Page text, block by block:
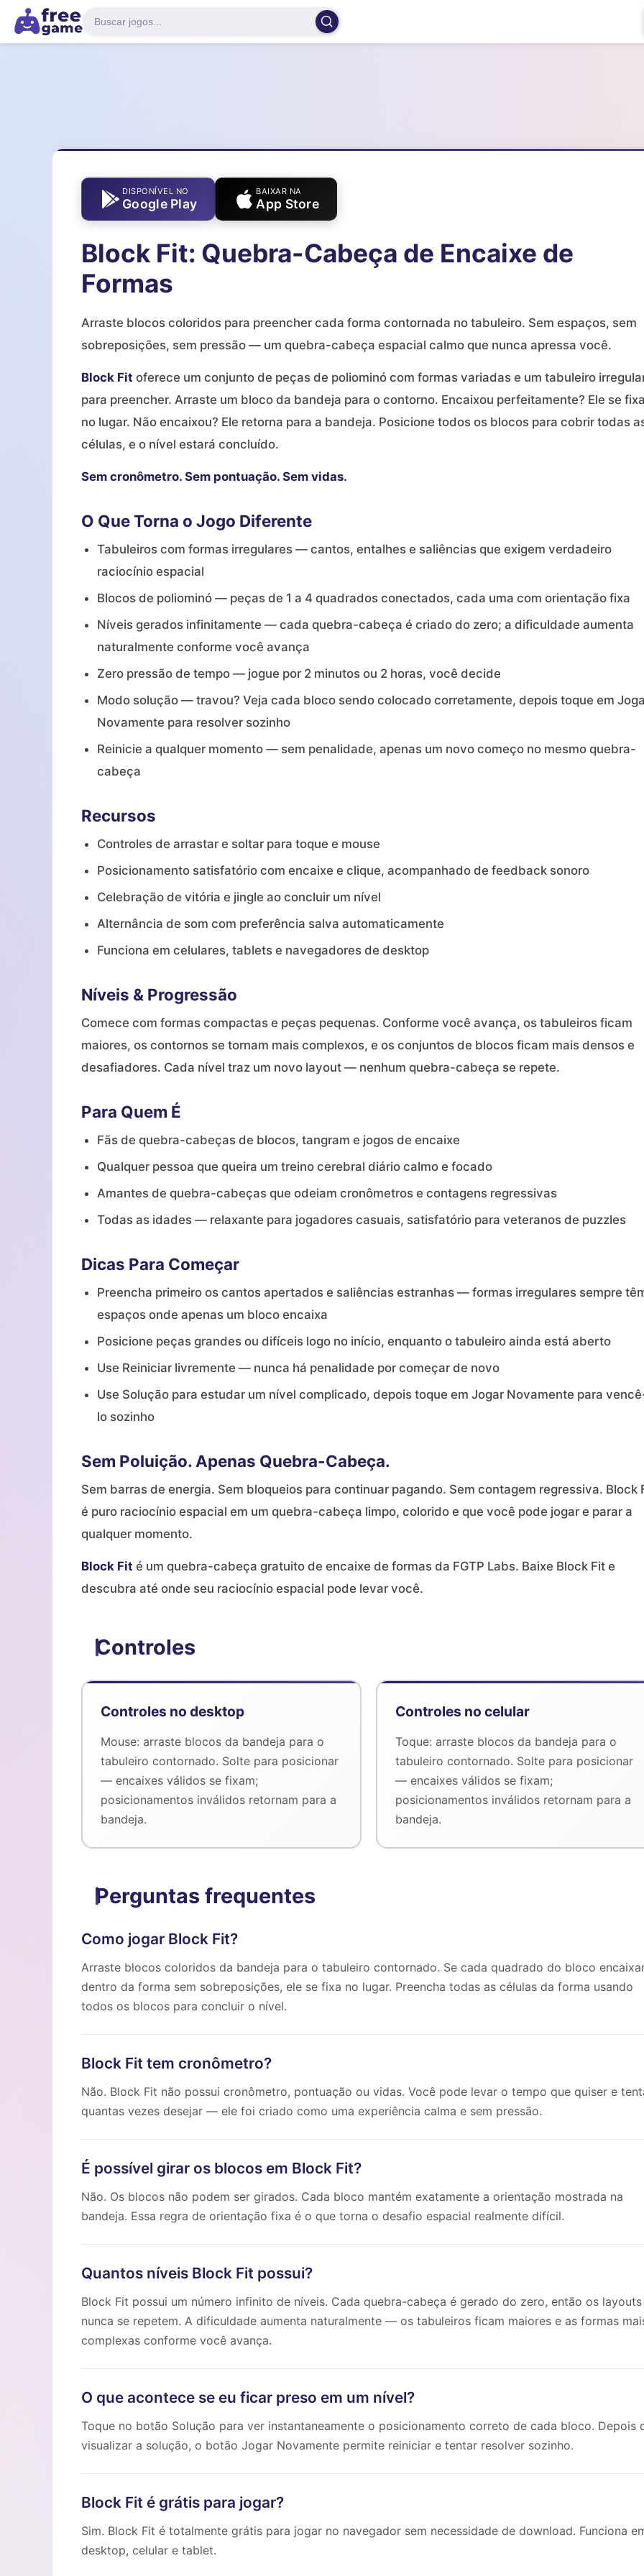
DISPONÍVEL NO
Google Play
BAIXAR NA
App Store
Block Fit: Quebra-Cabeça de Encaixe de
Formas
Arraste blocos coloridos para preencher cada forma contornada no tabuleiro. Sem espaços, sem
sobreposições, sem pressão — um quebra-cabeça espacial calmo que nunca apressa você.
Block Fit oferece um conjunto de peças de poliominó com formas variadas e um tabuleiro
para preencher. Arraste um bloco da bandeja para o contorno. Encaixou perfeitamente? Ele se
no lugar. Não encaixou? Ele retorna para a bandeja. Posicione todos os blocos para cobrir todas
células, e o nível estará concluído.
Sem cronômetro. Sem pontuação. Sem vidas.
O Que Torna o Jogo Diferente
Tabuleiros com formas irregulares — cantos, entalhes e saliências que exigem verdadeiro
raciocínio espacial
Blocos de poliominó — peças de 1 a 4 quadrados conectados, cada uma com orientação fixa
Níveis gerados infinitamente — cada quebra-cabeça é criado do zero; a dificuldade aumenta
naturalmente conforme você avança
Zero pressão de tempo — jogue por 2 minutos ou 2 horas, você decide
Modo solução — travou? Veja cada bloco sendo colocado corretamente, depois toque em
Novamente para resolver sozinho
Reinicie a qualquer momento — sem penalidade, apenas um novo começo no mesmo quebra-
cabeça
Recursos
Controles de arrastar e soltar para toque e mouse
Posicionamento satisfatório com encaixe e clique, acompanhado de feedback sonoro
Celebração de vitória e jingle ao concluir um nível
Alternância de som com preferência salva automaticamente
Funciona em celulares, tablets e navegadores de desktop
Níveis & Progressão
Comece com formas compactas e peças pequenas. Conforme você avança, os tabuleiros ficam
maiores, os contornos se tornam mais complexos, e os conjuntos de blocos ficam mais densos e
desafiadores. Cada nível traz um novo layout — nenhum quebra-cabeça se repete.
Para Quem É
Fãs de quebra-cabeças de blocos, tangram e jogos de encaixe
Qualquer pessoa que queira um treino cerebral diário calmo e focado
Amantes de quebra-cabeças que odeiam cronômetros e contagens regressivas
Todas as idades — relaxante para jogadores casuais, satisfatório para veteranos de puzzles
Dicas Para Começar
Preencha primeiro os cantos apertados e saliências estranhas — formas irregulares sempre
espaços onde apenas um bloco encaixa
Posicione peças grandes ou difíceis logo no início, enquanto o tabuleiro ainda está aberto
Use Reiniciar livremente — nunca há penalidade por começar de novo
Use Solução para estudar um nível complicado, depois toque em Jogar Novamente para
lo sozinho
Sem Poluição. Apenas Quebra-Cabeça.
Sem barras de energia. Sem bloqueios para continuar pagando. Sem contagem regressiva. Block
é puro raciocínio espacial em um quebra-cabeça limpo, colorido e que você pode jogar e parar a
qualquer momento.
Block Fit é um quebra-cabeça gratuito de encaixe de formas da FGTP Labs. Baixe Block Fit e
descubra até onde seu raciocínio espacial pode levar você.
Controles
Controles no desktop
Mouse: arraste blocos da bandeja para o
tabuleiro contornado. Solte para posicionar
— encaixes válidos se fixam;
posicionamentos inválidos retornam para a
bandeja.
Controles no celular
Toque: arraste blocos da bandeja para o
tabuleiro contornado. Solte para posicionar
— encaixes válidos se fixam;
posicionamentos inválidos retornam para a
bandeja.
Perguntas frequentes
Como jogar Block Fit?
Arraste blocos coloridos da bandeja para o tabuleiro contornado. Se cada quadrado do bloco
dentro da forma sem sobreposições, ele se fixa no lugar. Preencha todas as células da forma usando
todos os blocos para concluir o nível.
Block Fit tem cronômetro?
Não. Block Fit não possui cronômetro, pontuação ou vidas. Você pode levar o tempo que quiser e
quantas vezes desejar — ele foi criado como uma experiência calma e sem pressão.
É possível girar os blocos em Block Fit?
Não. Os blocos não podem ser girados. Cada bloco mantém exatamente a orientação mostrada na
bandeja. Essa regra de orientação fixa é o que torna o desafio espacial realmente difícil.
Quantos níveis Block Fit possui?
Block Fit possui um número infinito de níveis. Cada quebra-cabeça é gerado do zero, então os layouts
nunca se repetem. A dificuldade aumenta naturalmente — os tabuleiros ficam maiores e as formas
complexas conforme você avança.
O que acontece se eu ficar preso em um nível?
Toque no botão Solução para ver instantaneamente o posicionamento correto de cada bloco. Depois
visualizar a solução, o botão Jogar Novamente permite reiniciar e tentar resolver sozinho.
Block Fit é grátis para jogar?
Sim. Block Fit é totalmente grátis para jogar no navegador sem necessidade de download. Funciona
desktop, celular e tablet.